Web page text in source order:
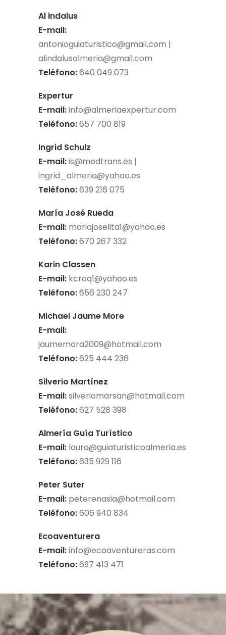
Al indalus
E-mail:
antonioguiaturistico@gmail.com |
alindalusalmeria@gmail.com
Teléfono:640 049 073
Expertur
E-mail:info@almeriaexpertur.com
Teléfono:657 700 819
Ingrid Schulz
E-mail:is@medtrans.es |
ingrid_almeria@yahoo.es
Teléfono:639 216 075
María José Rueda
E-mail: mariajoselita1@yahoo.es
Teléfono:670 267 332
Karin Classen
E-mail: kcroq1@yahoo.es
Teléfono:656 230 247
Michael Jaume More
E-mail:
jaumemora2009@hotmail.com
Teléfono:625 444 236
Silverio Martínez
E-mail:silveriomarsan@hotmail.com
Teléfono:627 528 398
Almería Guía Turístico
E-mail: laura@guiaturisticoalmeria.es
Teléfono:635 929 116
Peter Suter
E-mail: peterenasia@hotmail.com
Teléfono:606 940 834
Ecoaventurera
E-mail:info@ecoaventureras.com
Teléfono:697 413 471